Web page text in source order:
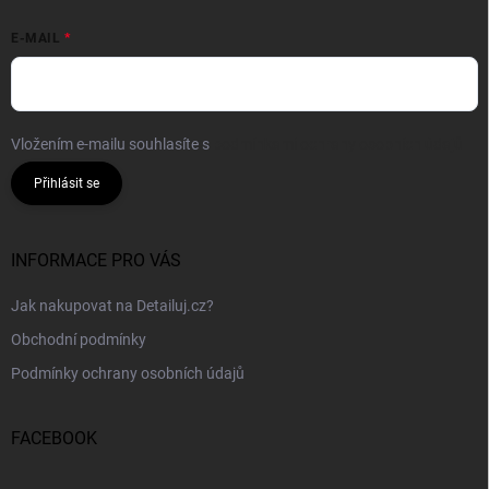
E-MAIL
Vložením e-mailu souhlasíte s
Přihlásit se
INFORMACE PRO VÁS
Jak nakupovat na Detailuj.cz?
Obchodní podmínky
Podmínky ochrany osobních údajů
FACEBOOK